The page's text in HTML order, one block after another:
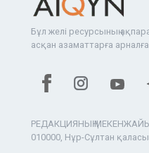
Бұл желі ресурсының
асқан азаматтарға
РЕДАКЦИЯНЫҢ
010000, Нұр-Сұлтан